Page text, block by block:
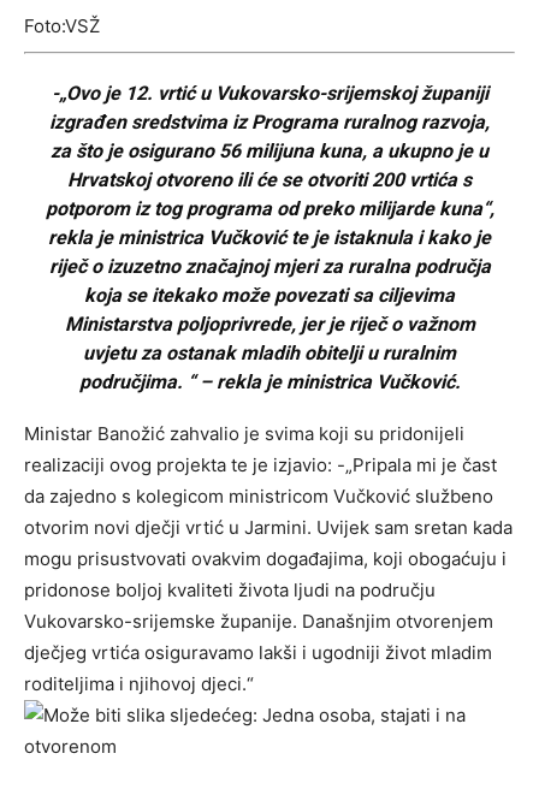
Foto:VSŽ
-„Ovo je 12. vrtić u Vukovarsko-srijemskoj županiji
izgrađen sredstvima iz Programa ruralnog razvoja,
za što je osigurano 56 milijuna kuna, a ukupno je u
Hrvatskoj otvoreno ili će se otvoriti 200 vrtića s
potporom iz tog programa od preko milijarde kuna“,
rekla je ministrica Vučković te je istaknula i kako je
riječ o izuzetno značajnoj mjeri za ruralna područja
koja se itekako može povezati sa ciljevima
Ministarstva poljoprivrede, jer je riječ o važnom
uvjetu za ostanak mladih obitelji u ruralnim
područjima. “ – rekla je ministrica Vučković.
Ministar Banožić zahvalio je svima koji su pridonijeli
realizaciji ovog projekta te je izjavio: -„Pripala mi je čast
da zajedno s kolegicom ministricom Vučković službeno
otvorim novi dječji vrtić u Jarmini. Uvijek sam sretan kada
mogu prisustvovati ovakvim događajima, koji obogaćuju i
pridonose boljoj kvaliteti života ljudi na području
Vukovarsko-srijemske županije. Današnjim otvorenjem
dječjeg vrtića osiguravamo lakši i ugodniji život mladim
roditeljima i njihovoj djeci.“